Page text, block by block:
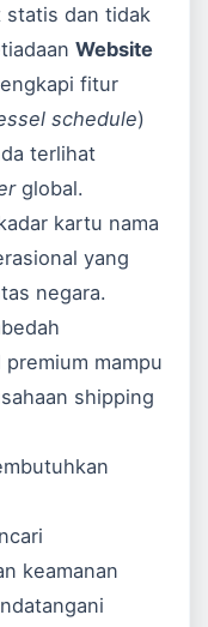
statis dan tidak
Website
fitur
schedule)
terlihat
global.
kartu nama
yang
negara.
mampu
shipping
keamanan